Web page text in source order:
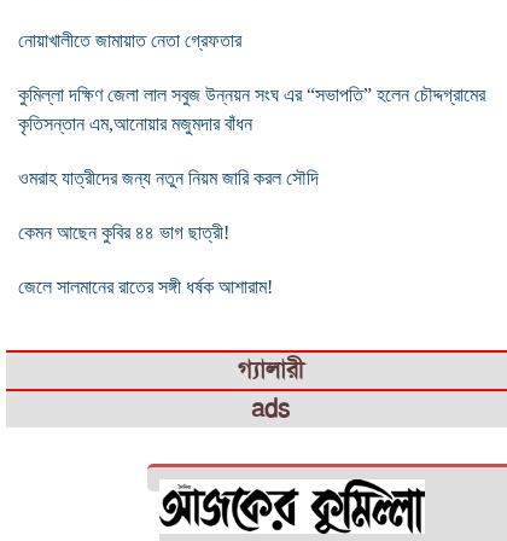
নোয়াখালীতে জামায়াত নেতা গ্রেফতার
কুমিল্লা দক্ষিণ জেলা লাল সবুজ উন্নয়ন সংঘ এর “সভাপতি” হলেন চৌদ্দগ্রামের
কৃতিসন্তান এম,আনোয়ার মজুমদার বাঁধন
ওমরাহ যাত্রীদের জন্য নতুন নিয়ম জারি করল সৌদি
কেমন আছেন কুবির ৪৪ ভাগ ছাত্রী!
জেলে সালমানের রাতের সঙ্গী ধর্ষক আশারাম!
গ্যালারী
ads